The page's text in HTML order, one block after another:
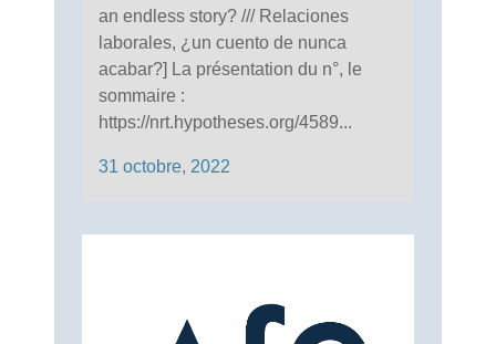
an endless story? /// Relaciones
laborales, ¿un cuento de nunca
acabar?] La présentation du n°, le
sommaire :
https://nrt.hypotheses.org/4589...
31 octobre, 2022